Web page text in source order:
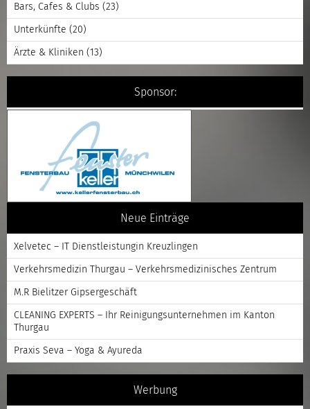
Bars, Cafes & Clubs (23)
Unterkünfte (20)
Ärzte & Kliniken (13)
Sponsor:
Neue Einträge
Xelvetec – IT Dienstleistungin Kreuzlingen
Verkehrsmedizin Thurgau – Verkehrsmedizinisches Zentrum
M.R Bielitzer Gipsergeschäft
CLEANING EXPERTS – Ihr Reinigungsunternehmen im Kanton
Thurgau
Praxis Seva – Yoga & Ayureda
Werbung